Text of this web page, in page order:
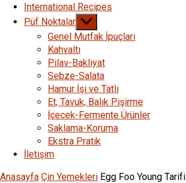
International Recipes
Püf Noktalar Show
sub
menu
Genel Mutfak İpuçları
Kahvaltı
Pilav-Bakliyat
Sebze-Salata
Hamur İşi ve Tatlı
Et, Tavuk, Balık Pişirme
İçecek-Fermente Ürünler
Saklama-Koruma
Ekstra Pratik
İletişim
Anasayfa Çin Yemekleri Egg Foo Young Tarifi